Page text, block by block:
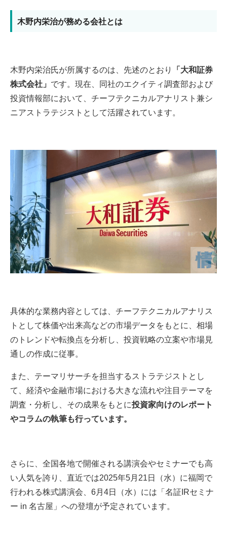
木野内栄治が務める会社とは
木野内栄治氏が所属するのは、先述のとおり
「大和証券
株式会社」 です。現在、同社のエクイティ調査部および
投資情報部において、チーフテクニカルアナリスト兼シ
ニアストラテジストとして活躍されています。
具体的な業務内容としては、チーフテクニカルアナリス
トとして株価や出来高などの市場データをもとに、相場
のトレンドや転換点を分析し、投資戦略の立案や市場見
通しの作成に従事。
また、テーマリサーチを担当するストラテジストとし
て、経済や金融市場における大きな流れや注目テーマを
調査・分析し、その成果をもとに投資家向けのレポート
やコラムの執筆も行っています。
さらに、全国各地で開催される講演会やセミナーでも高
い人気を誇り、直近では2025年5月21日（水）に福岡で
行われる株式講演会、6月4日（水）には「名証IRセミナ
ー in 名古屋」への登壇が予定されています。